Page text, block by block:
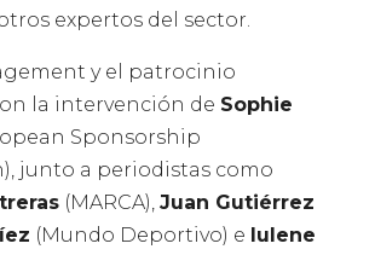
expertos del sector.
y el patrocinio
la intervención de Sophie
Sponsorship
junto a periodistas como
(MARCA), Juan Gutiérrez
(Mundo Deportivo) e Iulene